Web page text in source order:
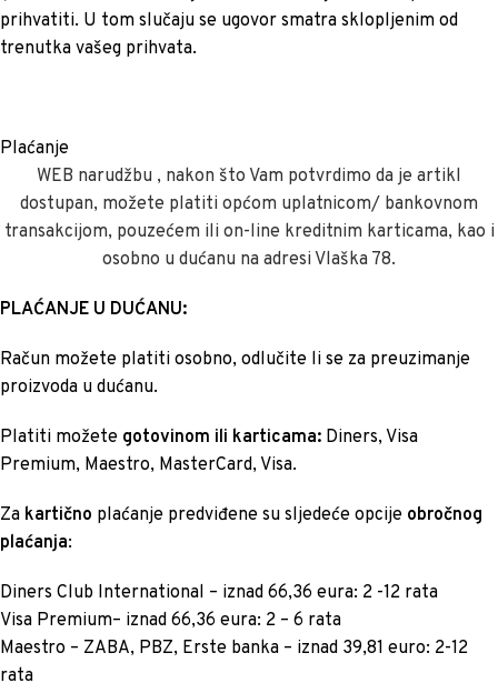
prihvatiti. U tom slučaju se ugovor smatra sklopljenim od
trenutka vašeg prihvata.
Plaćanje
WEB narudžbu , nakon što Vam potvrdimo da je artikl
dostupan, možete platiti općom uplatnicom/ bankovnom
transakcijom, pouzećem ili on-line kreditnim karticama, kao i
osobno u dućanu na adresi Vlaška 78.
PLAĆANJE U DUĆANU:
Račun možete platiti osobno, odlučite li se za preuzimanje
proizvoda u dućanu.
Platiti možete gotovinom ili karticama: Diners, Visa
Premium, Maestro, MasterCard, Visa.
Za kartično plaćanje predviđene su sljedeće opcije obročnog
plaćanja:
Diners Club International – iznad 66,36 eura: 2 -12 rata
Visa Premium– iznad 66,36 eura: 2 – 6 rata
Maestro – ZABA, PBZ, Erste banka – iznad 39,81 euro: 2-12
rata